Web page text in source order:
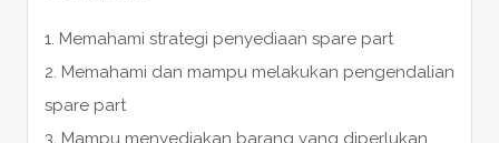
1. Memahami strategi penyediaan spare part
2. Memahami dan mampu melakukan pengendalian
spare part
3. Mampu menyediakan barang yang diperlukan